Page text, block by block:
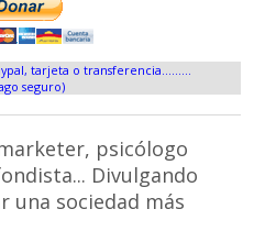
tarjeta o transferencia.........
seguro)
psicólogo
Divulgando
una sociedad más